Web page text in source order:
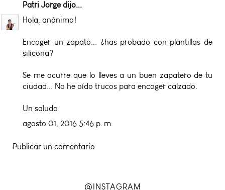
Patri Jorgedijo...
Hola, anónimo!
Encoger un zapato... ¿has probado con plantillas de
silicona?
Se me ocurre que lo lleves a un buen zapatero de tu
ciudad... No he oído trucos para encoger calzado.
Un saludo
agosto 01, 2016 5:46 p. m.
Publicar un comentario
@INSTAGRAM